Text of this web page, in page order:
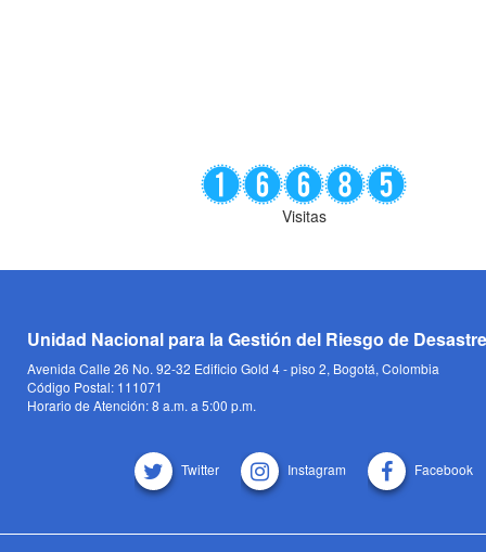
Visitas
Unidad Nacional para la Gestión del Riesgo de
Avenida Calle 26 No. 92-32 Edificio Gold 4 - piso 2, Bogotá, Colombia
Código Postal: 111071
Horario de Atención: 8 a.m. a 5:00 p.m.
Twitter Instagram Facebook